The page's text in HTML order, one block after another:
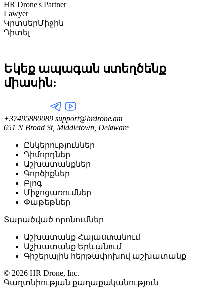
HR Drone's Partner
Lawyer
ԿրտսերՄիջին
Դիտել
Եկեք ապագան ստեղծենք
միասին:
+37495880089 support@hrdrone.am
651 N Broad St, Middletown, Delaware
Ընկերություններ
Դիմորդներ
Աշխատանքներ
Գործիքներ
Բլոգ
Միջոցառումներ
Փաթեթներ
Տարածված որոնումներ
Աշխատանք Հայաստանում
Աշխատանք Երևանում
Գիշերային հերթափոխով աշխատանք
© 2026 HR Drone, Inc.
Գաղտնիության քաղաքականություն